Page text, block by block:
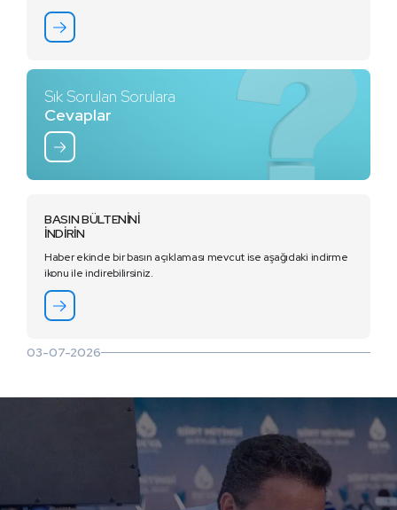
Sık Sorulan Sorulara
Cevaplar
BASIN BÜLTENİNİ
İNDİRİN
Haber ekinde bir basın açıklaması mevcut ise aşağıdaki indirme
ikonu ile indirebilirsiniz.
03-07-2026